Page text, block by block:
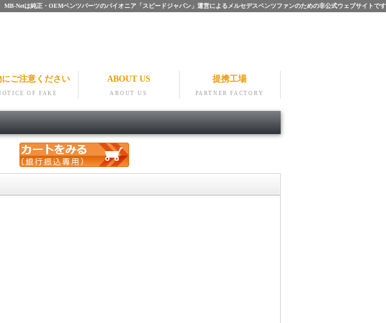
MB-Netは純正・OEMベンツパーツのパイオニア「スピードジャパン」運営によるメルセデスベンツファンのための非公式ウェブサイトです
にご注意ください
OF FAKE
ABOUT US
ABOUT US
提携工場
PARTNER FACTORY